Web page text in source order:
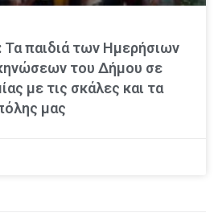
παιδιά των Ημερήσιων
του Δήμου σε
με τις σκάλες και τα
μας